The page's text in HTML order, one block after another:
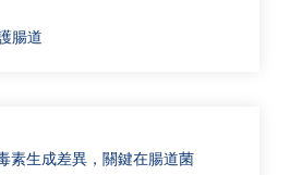
腸道
素生成差異，關鍵在腸道菌